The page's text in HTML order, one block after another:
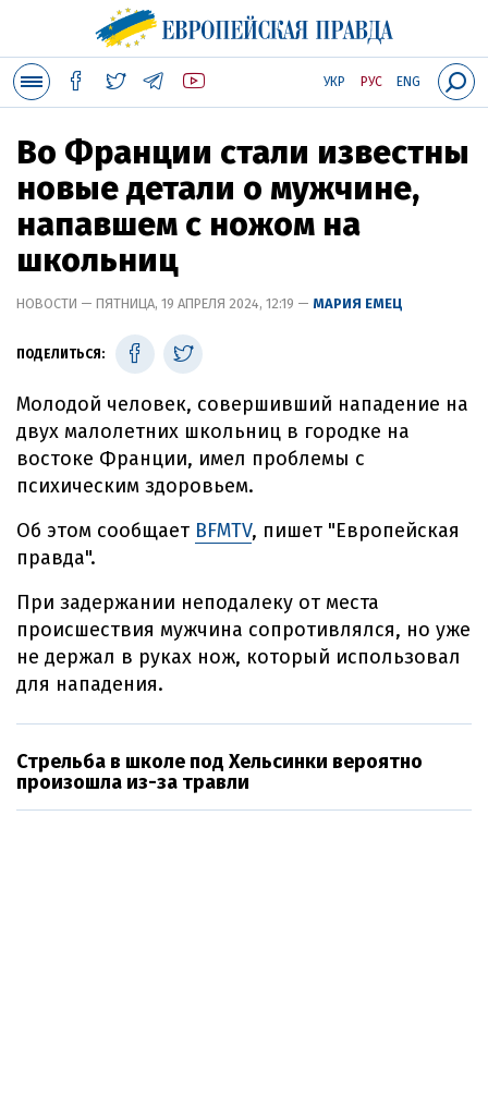
УКР РУС ENG
Во Франции стали известны
новые детали о мужчине,
напавшем с ножом на
школьниц
НОВОСТИ — ПЯТНИЦА, 19 АПРЕЛЯ 2024, 12:19 — МАРИЯ ЕМЕЦ
ПОДЕЛИТЬСЯ:
Молодой человек, совершивший нападение на
двух малолетних школьниц в городке на
востоке Франции, имел проблемы с
психическим здоровьем.
Об этом сообщает BFMTV, пишет "Европейская
правда".
При задержании неподалеку от места
происшествия мужчина сопротивлялся, но уже
не держал в руках нож, который использовал
для нападения.
Стрельба в школе под Хельсинки вероятно
произошла из-за травли